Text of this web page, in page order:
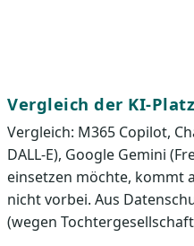
Vergleich der KI-
Vergleich: M365 Copilot,
DALL-E), Google Gemini
einsetzen möchte, kommt
nicht vorbei. Aus
(wegen Tochtergesellschaft